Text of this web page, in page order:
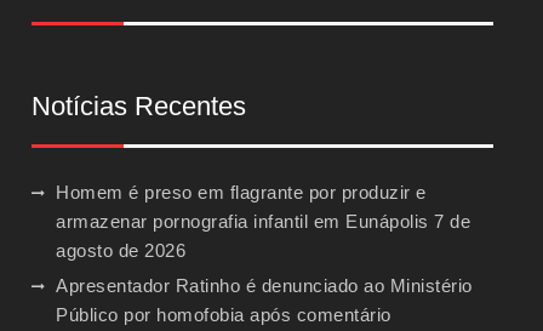
Notícias Recentes
Homem é preso em flagrante por produzir e
armazenar pornografia infantil em Eunápolis 7 de
agosto de 2026
Apresentador Ratinho é denunciado ao Ministério
Público por homofobia após comentário